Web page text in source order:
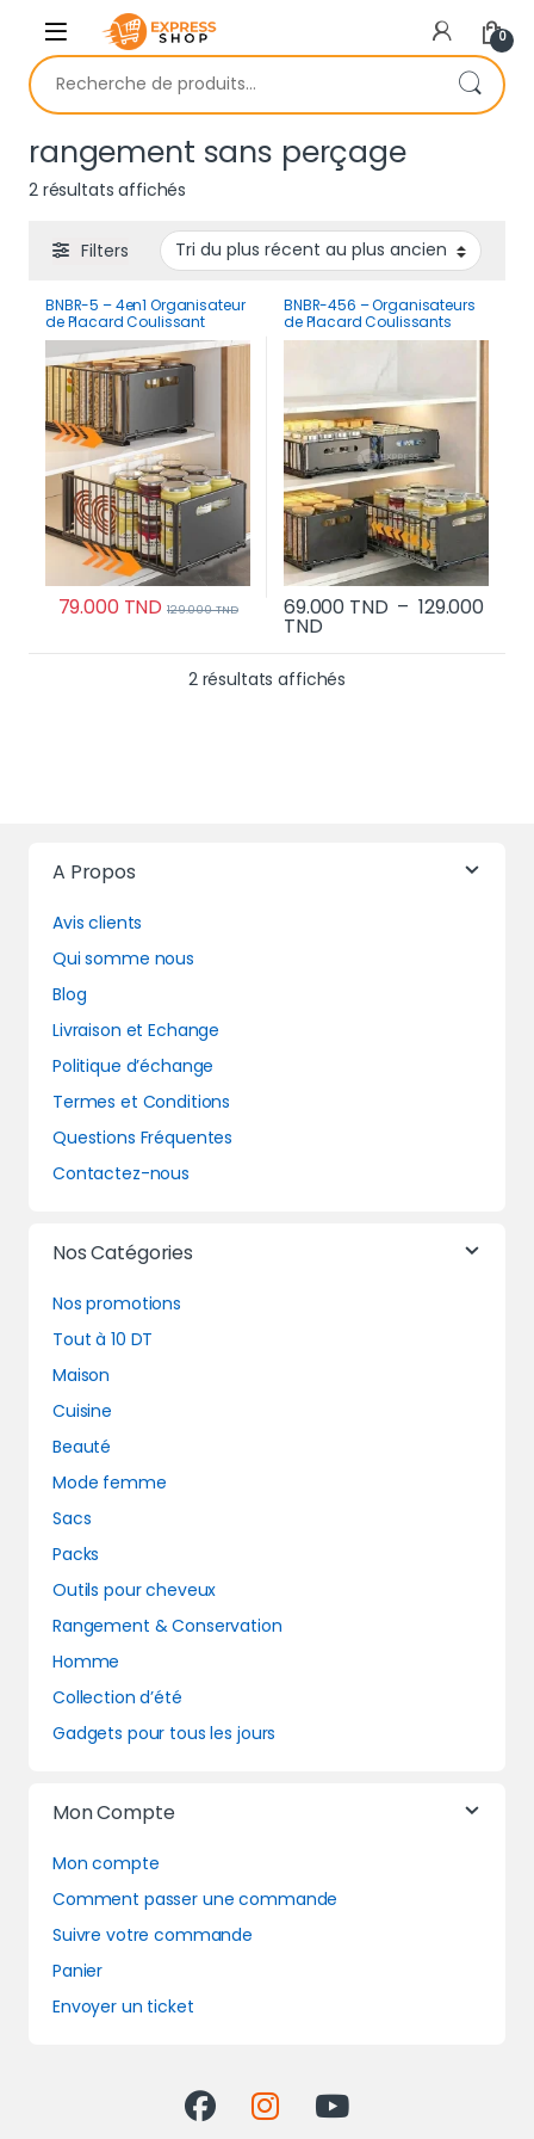
Skip to navigation
Skip to content
0
Recherche pour :
rangement sans perçage
2 résultats affichés
Filters
BNBR-5 – 4en1 Organisateur
de Placard Coulissant
Pliable acier inoxydable
grande Capacité
79.000TND 129.000TND
BNBR-456 – Organisateurs
de Placard Coulissants
Pliable acier inoxydable
69.000 TND – 129.000
TNDPlage de prix : 69.000
Ce produit a
2 résultats affichés
A Propos
Avis clients
Qui somme nous
Blog
Livraison et Echange
Politique d’échange
Termes et Conditions
Questions Fréquentes
Contactez-nous
Nos Catégories
Nos promotions
Tout à 10 DT
Maison
Cuisine
Beauté
Mode femme
Sacs
Packs
Outils pour cheveux
Rangement & Conservation
Homme
Collection d’été
Gadgets pour tous les jours
Mon Compte
Mon compte
Comment passer une commande
Suivre votre commande
Panier
Envoyer un ticket